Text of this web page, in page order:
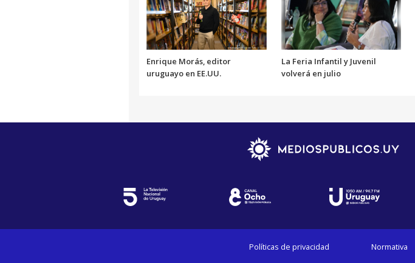
Enrique Morás, editor
uruguayo en EE.UU.
La Feria Infantil y Juvenil
volverá en julio
Políticas de privacidad Normativa